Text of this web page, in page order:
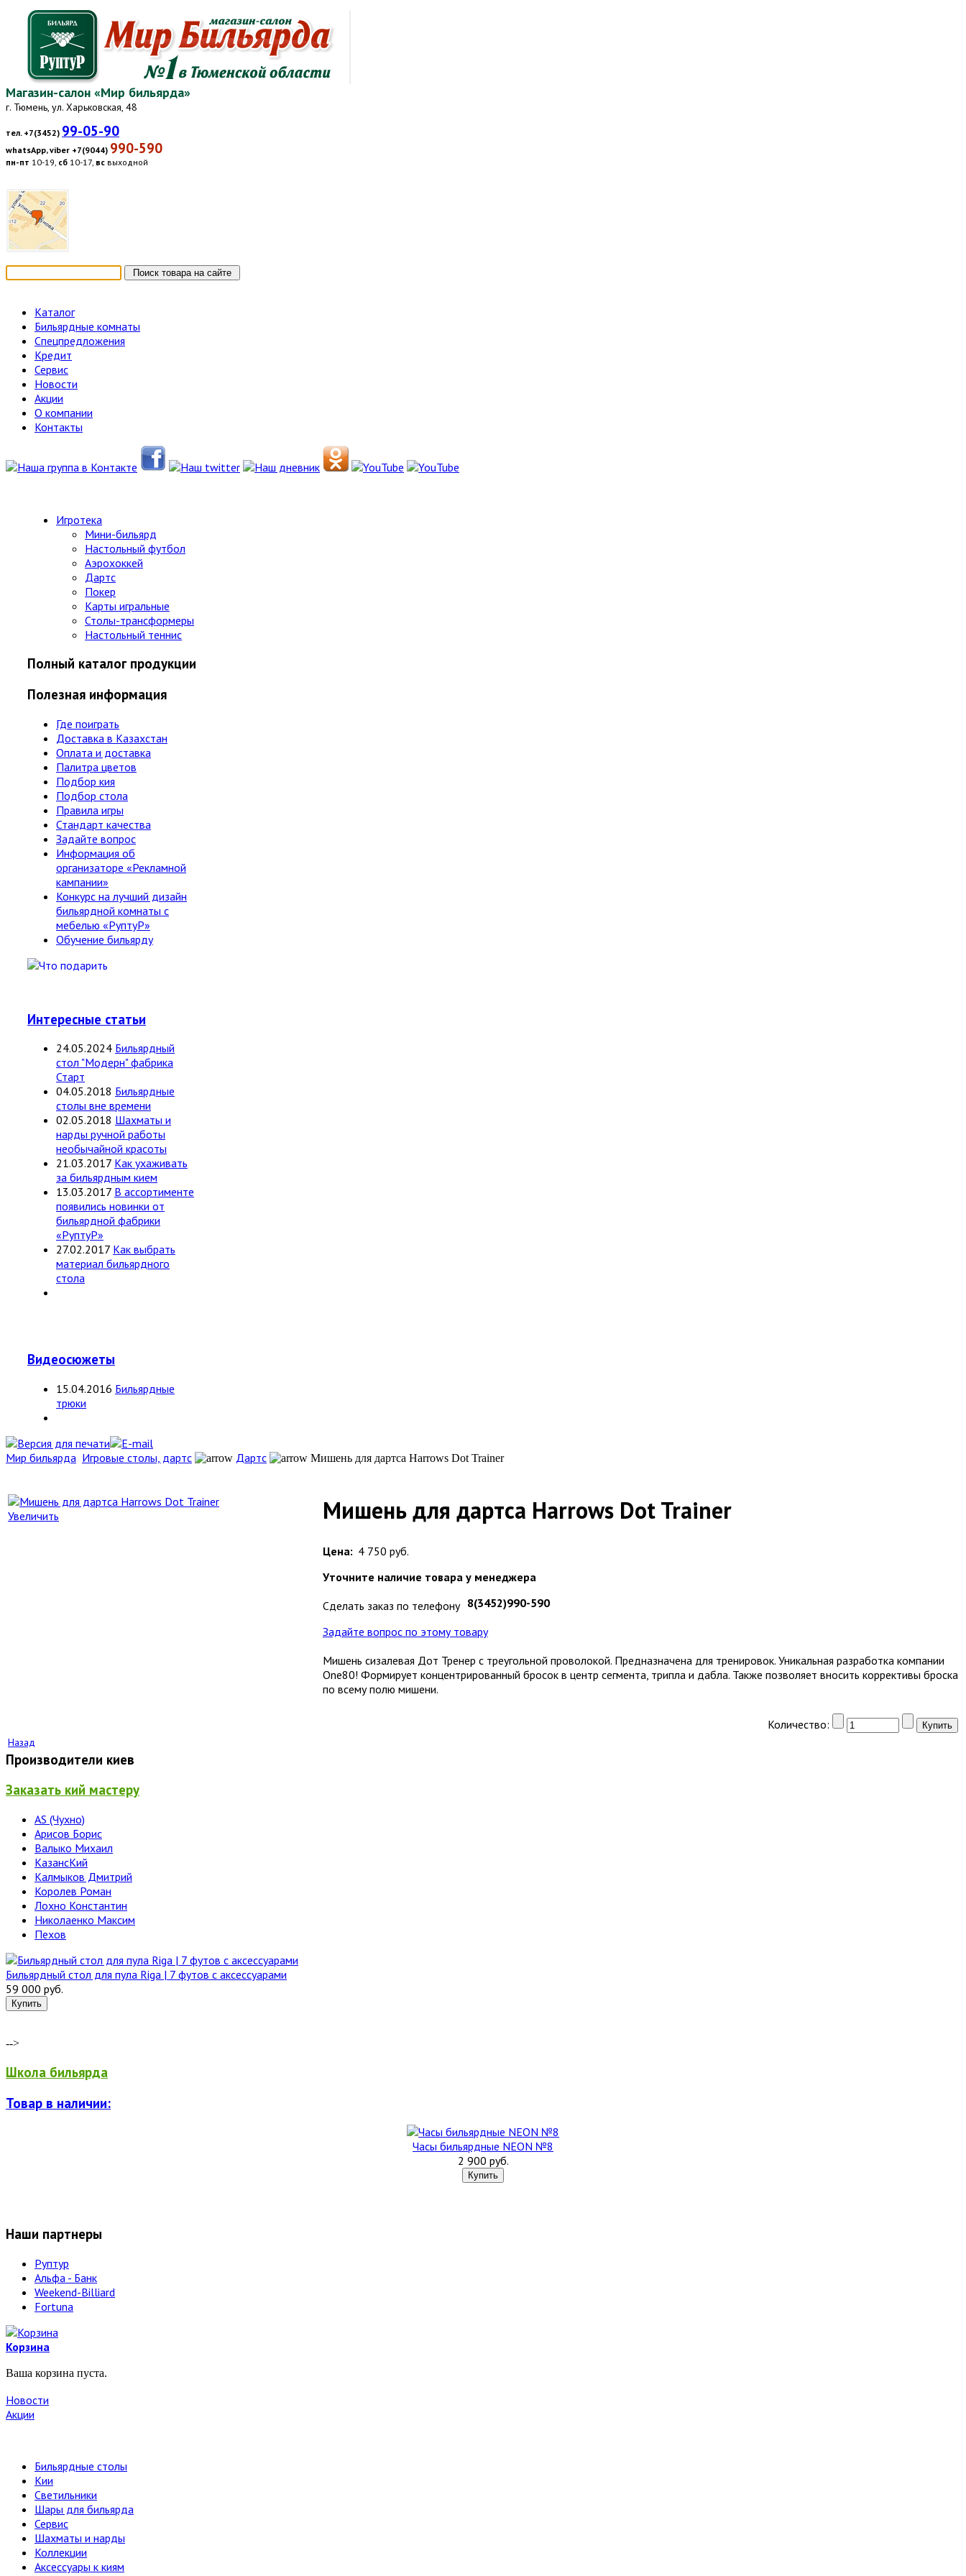
Магазин-салон «Мир бильярда»
г. Тюмень, ул. Харьковская, 48
тел. +7(3452) 99-05-90
whatsApp, viber +7(9044) 990-590
пн-пт 10-19, сб 10-17, вс выходной
Каталог
Бильярдные комнаты
Спецпредложения
Кредит
Сервис
Новости
Акции
О компании
Контакты
Игротека
Мини-бильярд
Настольный футбол
Аэрохоккей
Дартс
Покер
Карты игральные
Столы-трансформеры
Настольный теннис
Полный каталог продукции
Полезная информация
Где поиграть
Доставка в Казахстан
Оплата и доставка
Палитра цветов
Подбор кия
Подбор стола
Правила игры
Стандарт качества
Задайте вопрос
Информация об
организаторе «Рекламной
кампании»
Конкурс на лучший дизайн
бильярдной комнаты с
мебелью «РуптуР»
Обучение бильярду
Интересные статьи
24.05.2024 Бильярдный
стол "Модерн" фабрика
Старт
04.05.2018 Бильярдные
столы вне времени
02.05.2018 Шахматы и
нарды ручной работы
необычайной красоты
21.03.2017 Как ухаживать
за бильярдным кием
13.03.2017 В ассортименте
появились новинки от
бильярдной фабрики
«РуптуР»
27.02.2017 Как выбрать
материал бильярдного
стола
Видеосюжеты
15.04.2016 Бильярдные
трюки
Мир бильярда Игровые столы, дартс Дартс Мишень для дартса Harrows Dot Trainer
Увеличить Мишень для дартса Harrows Dot Trainer
Цена: 4 750 руб.
Уточните наличие товара у менеджера
Сделать заказ по телефону 8(3452)990-590
Задайте вопрос по этому товару
Мишень сизалевая Дот Тренер с треугольной проволокой. Предназначена для тренировок. Уникальная разработка компании
One80! Формирует концентрированный бросок в центр сегмента, трипла и дабла. Также позволяет вносить коррективы броска
по всему полю мишени.
Количество:
Назад
Производители киев
Заказать кий мастеру
AS (Чухно)
Арисов Борис
Валыко Михаил
КазансКий
Калмыков Дмитрий
Королев Роман
Лохно Константин
Николаенко Максим
Пехов
Бильярдный стол для пула Riga | 7 футов с аксессуарами
59 000 руб.
-->
Школа бильярда
Товар в наличии:
Часы бильярдные NEON №8
2 900 руб.
Наши партнеры
Руптур
Альфа - Банк
Weekend-Billiard
Fortuna
Корзина
Ваша корзина пуста.
Новости
Акции
Бильярдные столы
Кии
Светильники
Шары для бильярда
Сервис
Шахматы и нарды
Коллекции
Аксессуары к киям